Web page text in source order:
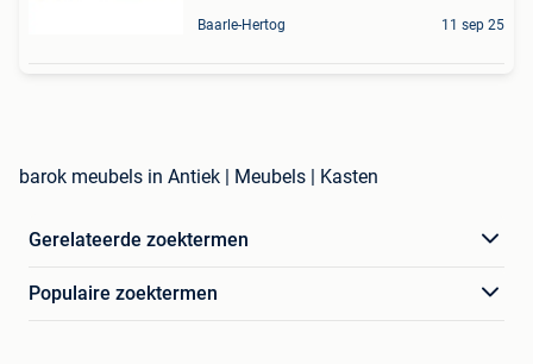
Baarle-Hertog 11 sep 25
barok meubels in Antiek | Meubels | Kasten
Gerelateerde zoektermen
Populaire zoektermen